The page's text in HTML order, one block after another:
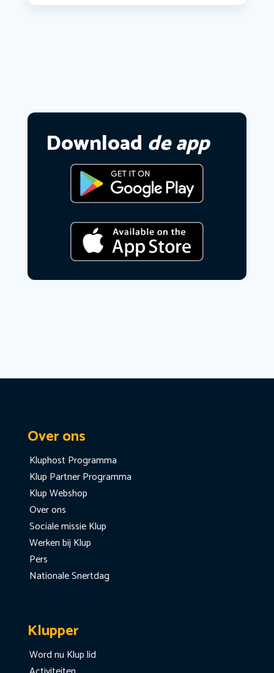
Download de app
Over ons
Kluphost Programma
Klup Partner Programma
Klup Webshop
Over ons
Sociale missie Klup
Werken bij Klup
Pers
Nationale Snertdag
Klupper
Word nu Klup lid